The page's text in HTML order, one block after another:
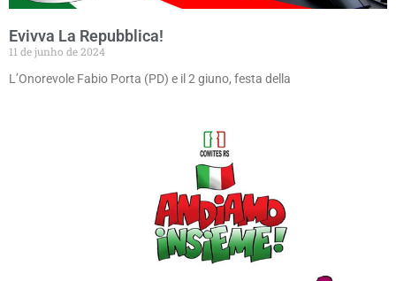
Evivva La Repubblica!
11 de junho de 2024
L’Onorevole Fabio Porta (PD) e il 2 giuno, festa della